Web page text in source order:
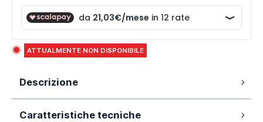
ATTUALMENTE NON DISPONIBILE
Descrizione
cristallo temperato antinfortunistico da 6 mm
Caratteristiche tecniche